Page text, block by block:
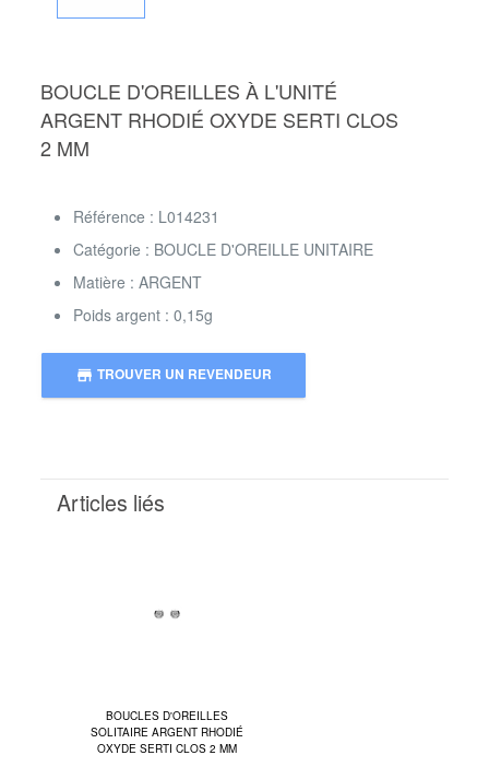
BOUCLE D'OREILLES À L'UNITÉ
ARGENT RHODIÉ OXYDE SERTI CLOS
2 MM
Référence : L014231
Catégorie : BOUCLE D'OREILLE UNITAIRE
Matière : ARGENT
Poids argent : 0,15g
store TROUVER UN REVENDEUR
Articles liés
BOUCLES D'OREILLES
SOLITAIRE ARGENT RHODIÉ
OXYDE SERTI CLOS 2 MM